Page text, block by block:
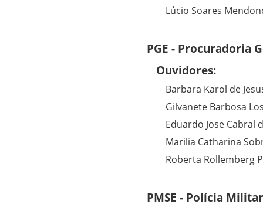
Lúcio Soares
PGE - Procuradoria
Ouvidores:
Barbara Karol de
Gilvanete Barbosa
Eduardo Jose Cabral
Marilia Catharina
Roberta Rollemberg
PMSE - Polícia